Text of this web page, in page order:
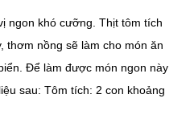
ngon khó cưỡng. Thịt tôm tích
thơm nồng sẽ làm cho món ăn
Để làm được món ngon này
sau: Tôm tích: 2 con khoảng